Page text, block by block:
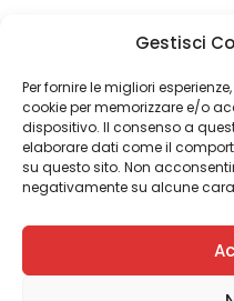
Gestisci
Per fornire le migliori
cookie per memorizzare e/o
dispositivo. Il consenso a
elaborare dati come il
su questo sito. Non
negativamente su alcune
Disclamer
Attenzione: Le informazioni
esclusivamente scopo
costituire la formulazione di
un trattamento. Le
intendono e non devono in
diretto medico-paziente o la
medico curante e/o di